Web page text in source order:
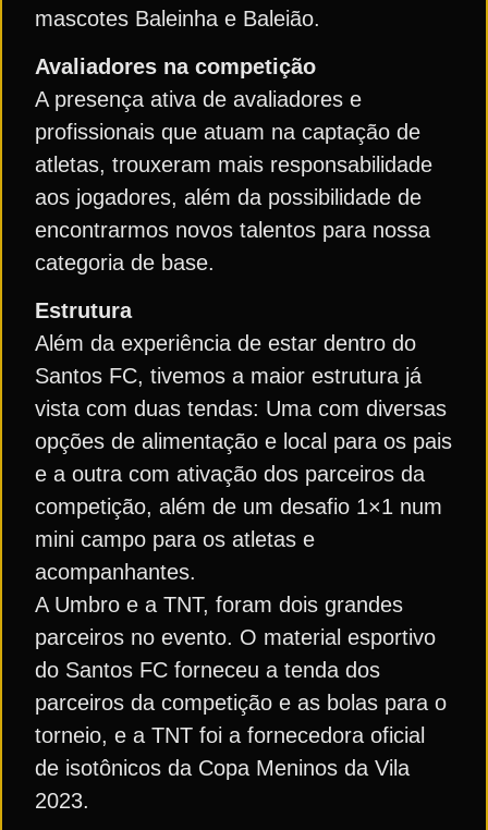
mascotes Baleinha e Baleião.
Avaliadores na competição
A presença ativa de avaliadores e
profissionais que atuam na captação de
atletas, trouxeram mais responsabilidade
aos jogadores, além da possibilidade de
encontrarmos novos talentos para nossa
categoria de base.
Estrutura
Além da experiência de estar dentro do
Santos FC, tivemos a maior estrutura já
vista com duas tendas: Uma com diversas
opções de alimentação e local para os pais
e a outra com ativação dos parceiros da
competição, além de um desafio 1×1 num
mini campo para os atletas e
acompanhantes.
A Umbro e a TNT, foram dois grandes
parceiros no evento. O material esportivo
do Santos FC forneceu a tenda dos
parceiros da competição e as bolas para o
torneio, e a TNT foi a fornecedora oficial
de isotônicos da Copa Meninos da Vila
2023.